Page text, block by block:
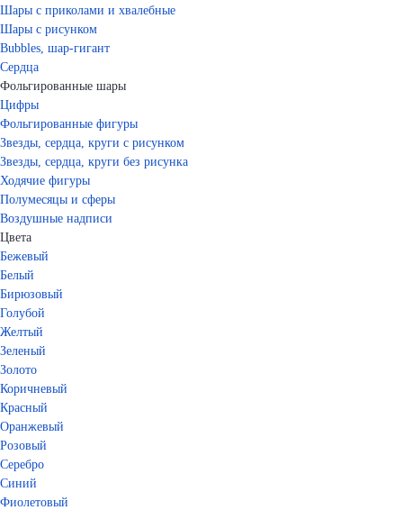
Шары с приколами и хвалебные
Шары с рисунком
Bubbles, шар-гигант
Сердца
Фольгированные шары
Цифры
Фольгированные фигуры
Звезды, сердца, круги с рисунком
Звезды, сердца, круги без рисунка
Ходячие фигуры
Полумесяцы и сферы
Воздушные надписи
Цвета
Бежевый
Белый
Бирюзовый
Голубой
Желтый
Зеленый
Золото
Коричневый
Красный
Оранжевый
Розовый
Серебро
Синий
Фиолетовый